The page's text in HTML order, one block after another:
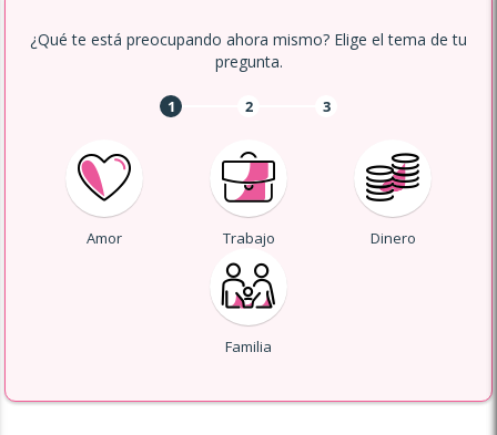
¿Qué te está preocupando ahora mismo? Elige el tema de tu
pregunta.
1 2 3
Amor Trabajo Dinero
Familia